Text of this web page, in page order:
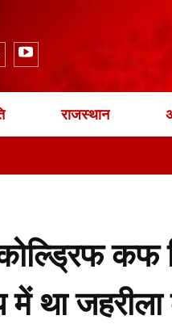
राजस्थान
कफ
में था